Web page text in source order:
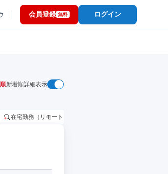
会員登録 無料 ログイン
新着順詳細表示
在宅勤務（リモートワーク）OK